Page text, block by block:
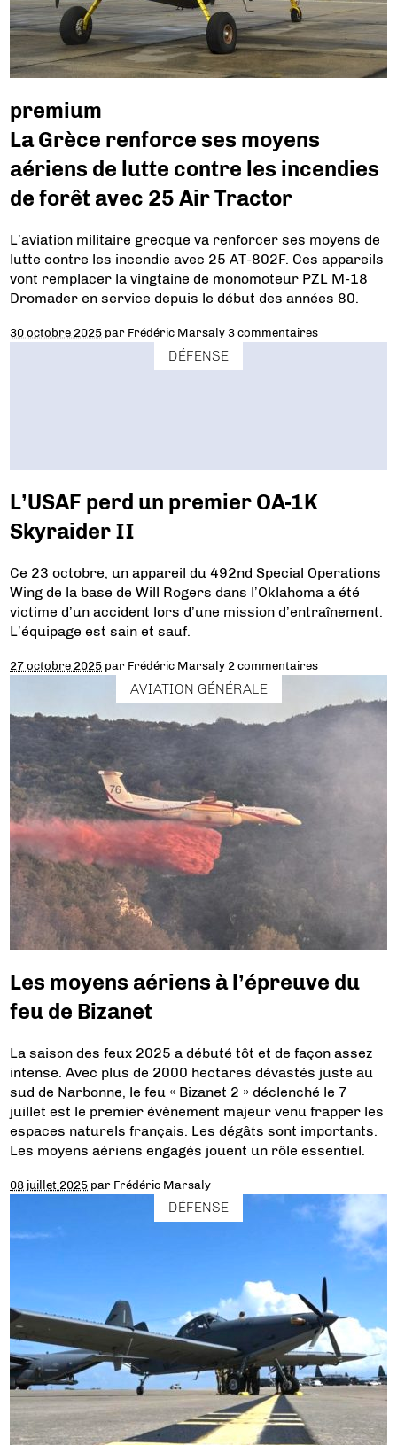
premium
La Grèce renforce ses moyens
aériens de lutte contre les incendies
de forêt avec 25 Air Tractor
L’aviation militaire grecque va renforcer ses moyens de
lutte contre les incendie avec 25 AT-802F. Ces appareils
vont remplacer la vingtaine de monomoteur PZL M-18
Dromader en service depuis le début des années 80.
30 octobre 2025 par Frédéric Marsaly 3 commentaires
DÉFENSE
L’USAF perd un premier OA-1K
Skyraider II
Ce 23 octobre, un appareil du 492nd Special Operations
Wing de la base de Will Rogers dans l’Oklahoma a été
victime d’un accident lors d’une mission d’entraînement.
L’équipage est sain et sauf.
27 octobre 2025 par Frédéric Marsaly 2 commentaires
AVIATION GÉNÉRALE
Les moyens aériens à l’épreuve du
feu de Bizanet
La saison des feux 2025 a débuté tôt et de façon assez
intense. Avec plus de 2000 hectares dévastés juste au
sud de Narbonne, le feu « Bizanet 2 » déclenché le 7
juillet est le premier évènement majeur venu frapper les
espaces naturels français. Les dégâts sont importants.
Les moyens aériens engagés jouent un rôle essentiel.
08 juillet 2025 par Frédéric Marsaly
DÉFENSE